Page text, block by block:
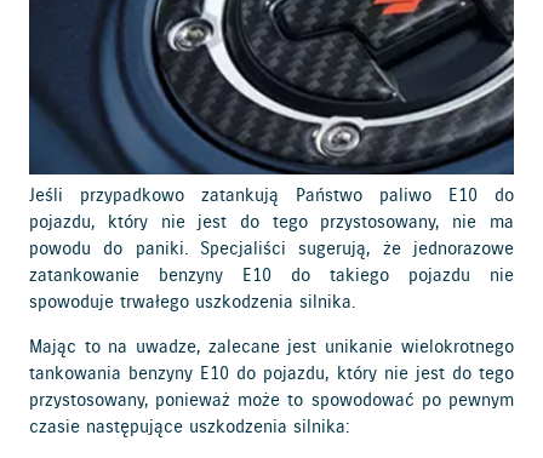
Jeśli przypadkowo zatankują Państwo paliwo E10 do
pojazdu, który nie jest do tego przystosowany, nie ma
powodu do paniki. Specjaliści sugerują, że jednorazowe
zatankowanie benzyny E10 do takiego pojazdu nie
spowoduje trwałego uszkodzenia silnika.
Mając to na uwadze, zalecane jest unikanie wielokrotnego
tankowania benzyny E10 do pojazdu, który nie jest do tego
przystosowany, ponieważ może to spowodować po pewnym
czasie następujące uszkodzenia silnika: